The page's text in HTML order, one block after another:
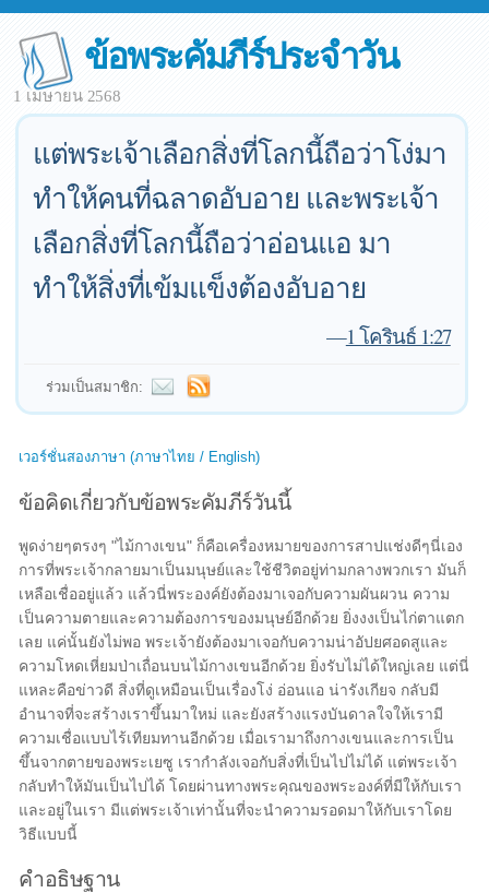
ข้อพระคัมภีร์ประจำวัน
1 เมษายน 2568
แต่พระเจ้าเลือกสิ่งที่โลกนี้ถือว่าโง่มา
ทำให้คนที่ฉลาดอับอาย และพระเจ้า
เลือกสิ่งที่โลกนี้ถือว่าอ่อนแอ มา
ทำให้สิ่งที่เข้มแข็งต้องอับอาย
—1 โครินธ์ 1:27
ร่วมเป็นสมาชิก:
เวอร์ชั่นสองภาษา (ภาษาไทย / English)
ข้อคิดเกี่ยวกับข้อพระคัมภีร์วันนี้
พูดง่ายๆตรงๆ "ไม้กางเขน" ก็คือเครื่องหมายของการสาปแช่งดีๆนี่เอง
การที่พระเจ้ากลายมาเป็นมนุษย์และใช้ชีวิตอยู่ท่ามกลางพวกเรา มันก็
เหลือเชื่ออยู่แล้ว แล้วนี่พระองค์ยังต้องมาเจอกับความผันผวน ความ
เป็นความตายและความต้องการของมนุษย์อีกด้วย ยิ่งงงเป็นไก่ตาแตก
เลย แค่นั้นยังไม่พอ พระเจ้ายังต้องมาเจอกับความน่าอัปยศอดสูและ
ความโหดเหี่ยมป่าเถื่อนบนไม้กางเขนอีกด้วย ยิ่งรับไม่ได้ใหญ่เลย แต่นี่
แหละคือข่าวดี สิ่งที่ดูเหมือนเป็นเรื่องโง่ อ่อนแอ น่ารังเกียจ กลับมี
อำนาจที่จะสร้างเราขึ้นมาใหม่ และยังสร้างแรงบันดาลใจให้เรามี
ความเชื่อแบบไร้เทียมทานอีกด้วย เมื่อเรามาถึงกางเขนและการเป็น
ขึ้นจากตายของพระเยซู เรากำลังเจอกับสิ่งที่เป็นไปไม่ได้ แต่พระเจ้า
กลับทำให้มันเป็นไปได้ โดยผ่านทางพระคุณของพระองค์ที่มีให้กับเรา
และอยู่ในเรา มีแต่พระเจ้าเท่านั้นที่จะนำความรอดมาให้กับเราโดย
วิธีแบบนี้
คำอธิษฐาน